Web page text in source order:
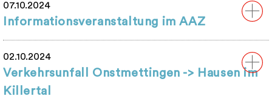
07.10.2024
Informationsveranstaltung im AAZ
02.10.2024
Verkehrsunfall Onstmettingen -> Hausen im
Killertal